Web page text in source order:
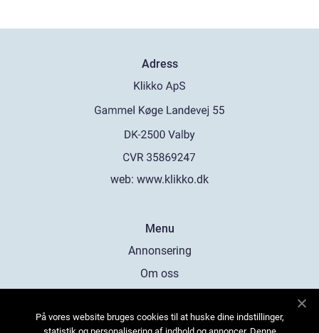
Adress
web: www.klikko.dk
Menu
Annonsering
Om oss
Kontakta oss
På vores website bruges cookies til at huske dine indstillinger,